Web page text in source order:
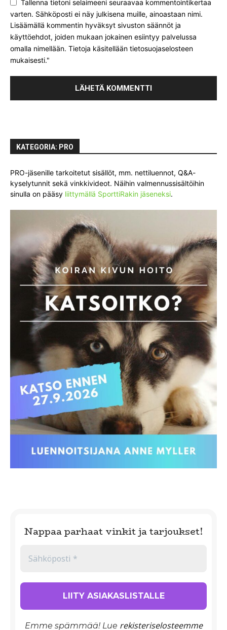
Tallenna tietoni selaimeeni seuraavaa kommentointikertaa
varten. Sähköposti ei näy julkisena muille, ainoastaan nimi.
Lisäämällä kommentin hyväksyt sivuston säännöt ja
käyttöehdot, joiden mukaan jokainen esiintyy palvelussa
omalla nimellään. Tietoja käsitellään tietosuojaselosteen
mukaisesti."
KATEGORIA: PRO
PRO-jäsenille tarkoitetut sisällöt, mm. nettiluennot, Q&A-
kyselytunnit sekä vinkkivideot. Näihin valmennussisältöihin
sinulla on pääsy liittymällä SporttiRakin jäseneksi.
Nappaa parhaat vinkit ja tarjoukset!
Emme spämmää! Lue rekisteriselosteemme